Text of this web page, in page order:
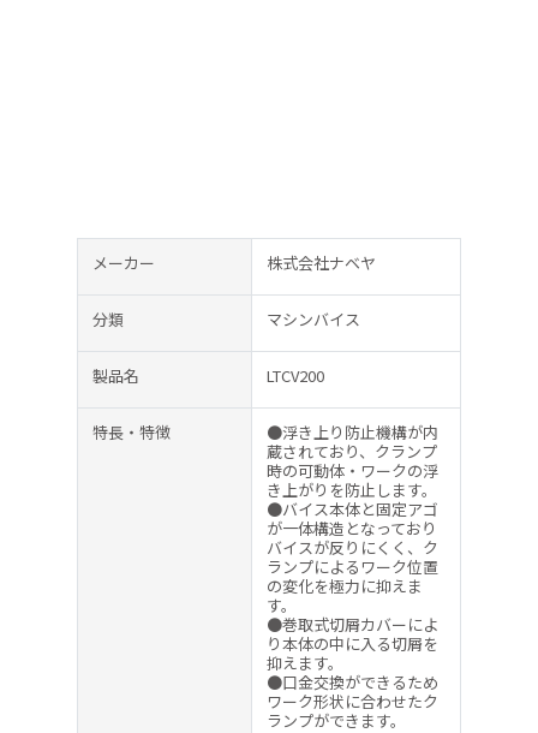
メーカー 株式会社ナベヤ
分類 マシンバイス
製品名 LTCV200
特長・特徴
●浮き上り防止機構が内
蔵されており、クランプ
時の可動体・ワークの浮
き上がりを防止します。
●バイス本体と固定アゴ
が一体構造となっており
バイスが反りにくく、ク
ランプによるワーク位置
の変化を極力に抑えま
す。
●巻取式切屑カバーによ
り本体の中に入る切屑を
抑えます。
●口金交換ができるため
ワーク形状に合わせたク
ランプができます。